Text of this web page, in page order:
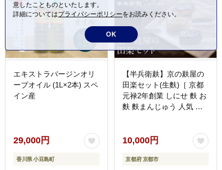
エキストラバージンオリ
ーブオイル (1L×2本) スペ
イン産
29,000円
香川県 小豆島町
【半兵衛麸】京の麸屋の
田楽セット(生麩)［ 京都
元禄2年創業 しにせ 麩 お
麩 麩まんじゅう 人気 お
せ CAFE ふふふあん 茶房
10,000円
京都府 京都市
意したことものといたします。
詳細についてはプライバシーポリシーをお読みください。
OK